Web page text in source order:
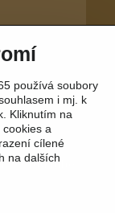
| YouTube
používá soubory
i mj. k
Kliknutím na
a
cílené
na dalších